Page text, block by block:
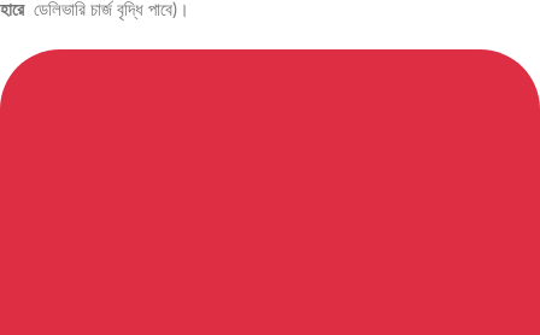
হারে ডেলিভারি চার্জ বৃদ্ধি পাবে)।